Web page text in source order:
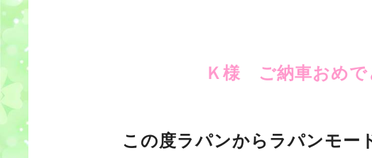
Ｋ様 ご納車おめで
この度ラパンからラパンモー